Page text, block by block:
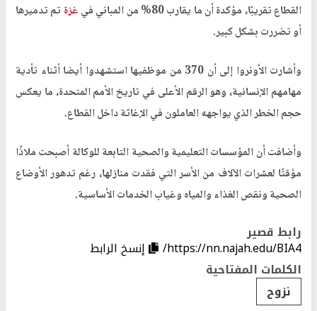
القطاع تقريبًا، مؤكدة أن ما يقارب 80% من المباني في
غزة تم تدميرها
أو تضررت بشكل كبير.
وأشارت الأونروا إلى أن 370 من موظفيها استشهدوا أيضا أثناء تأدية
مهامهم الإنسانية، وهو الرقم الأعلى في تاريخ الأمم المتحدة، ما يعكس
حجم الخطر الذي يواجهه العاملون في الإغاثة داخل القطاع.
وأضافت أن المؤسسات التعليمية والصحية التابعة للوكالة أصبحت ملاذًا
مؤقتًا لعشرات الآلاف من الأسر التي فقدت منازلها، رغم تدهور الأوضاع
الصحية ونقص الغذاء والمياه وغياب الخدمات الأساسية.
رابط قصير
https://nn.najah.edu/BIA4/
إنسخ الرابط
الكلمات المفتاحية
نزوح